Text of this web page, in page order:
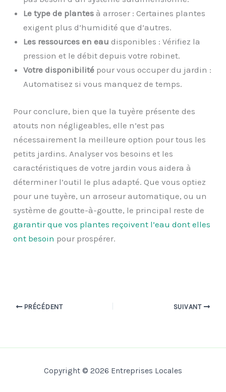
Le type de plantes à arroser : Certaines plantes
exigent plus d’humidité que d’autres.
Les ressources en eau disponibles : Vérifiez la
pression et le débit depuis votre robinet.
Votre disponibilité pour vous occuper du jardin :
Automatisez si vous manquez de temps.
Pour conclure, bien que la tuyère présente des
atouts non négligeables, elle n’est pas
nécessairement la meilleure option pour tous les
petits jardins. Analyser vos besoins et les
caractéristiques de votre jardin vous aidera à
déterminer l’outil le plus adapté. Que vous optiez
pour une tuyère, un arroseur automatique, ou un
système de goutte-à-goutte, le principal reste de
garantir que vos plantes reçoivent l’eau dont elles
ont besoin pour prospérer.
PRÉCÉDENT SUIVANT
Copyright © 2026 Entreprises Locales